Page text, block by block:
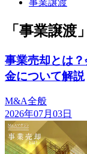
「事業譲渡
事業売却とは
金について解説
M&A全般
2026年07月03日